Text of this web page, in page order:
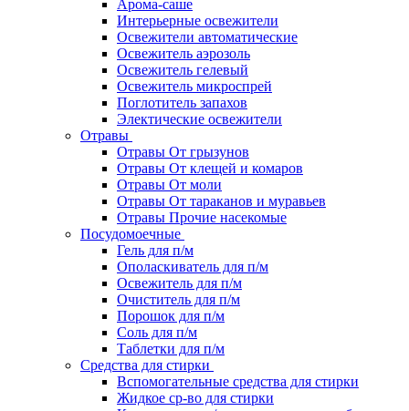
Арома-саше
Интерьерные освежители
Освежители автоматические
Освежитель аэрозоль
Освежитель гелевый
Освежитель микроспрей
Поглотитель запахов
Электические освежители
Отравы
Отравы От грызунов
Отравы От клещей и комаров
Отравы От моли
Отравы От тараканов и муравьев
Отравы Прочие насекомые
Посудомоечные
Гель для п/м
Ополаскиватель для п/м
Освежитель для п/м
Очиститель для п/м
Порошок для п/м
Соль для п/м
Таблетки для п/м
Средства для стирки
Вспомогательные средства для стирки
Жидкое ср-во для стирки